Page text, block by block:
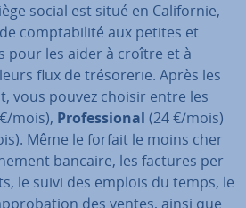
social est situé en Ca­li­for­nie,
comp­ta­bi­lité aux petites et
pour les aider à croître et à
flux de tré­so­re­rie. Après les
vous pouvez choisir entre les
mois), Pro­fes­sio­nal (24 €/mois)
Même le forfait le moins cher
bancaire, les factures per­
le suivi des emplois du temps, le
des ventes, ainsi que